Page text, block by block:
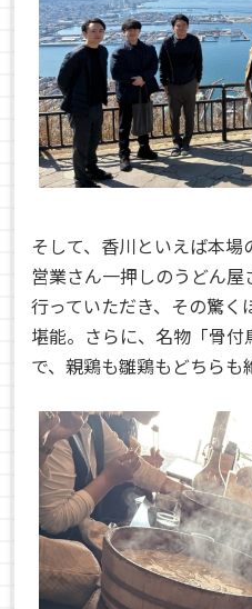
そして、香川といえば本場
営業さん一押しのうどん
行っていただき、その驚く
堪能。さらに、名物「骨
で、親鶏も雛鶏もどちらも